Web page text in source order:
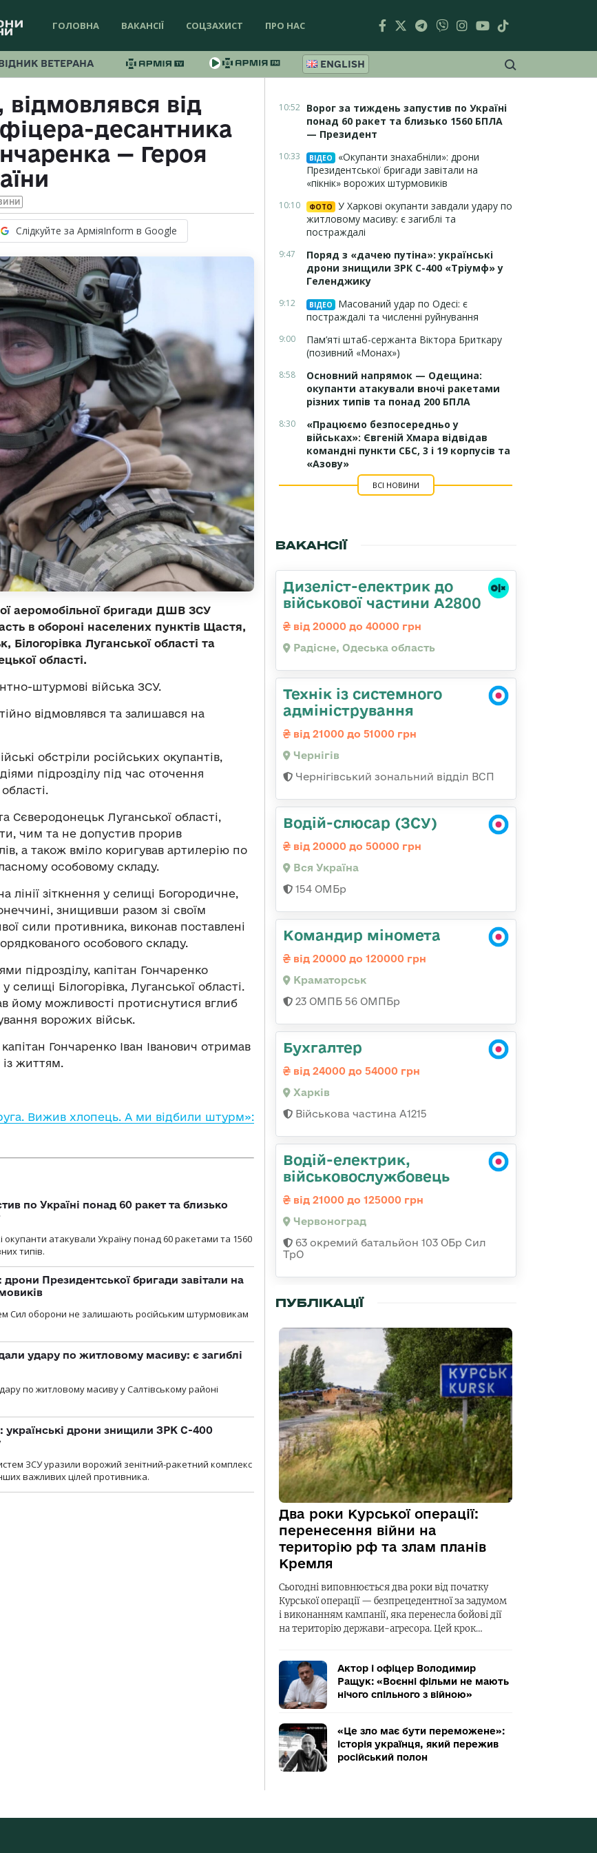
ГОЛОВНА ВАКАНСІЇ СОЦЗАХИСТ ПРО НАС
ВЕТЕРАНА ENGLISH
відмовлявся від
десантника
— Героя
Слідкуйте за АрміяInform в Google
аеромобільної бригади ДШВ ЗСУ
в обороні населених пунктів Щастя,
Луганської області та
області.
штурмові війська ЗСУ.
відмовлявся та залишався на
обстріли російських окупантів,
підрозділу під час оточення
Сєверодонецьк Луганської області,
чим та не допустив прорив
а також вміло коригував артилерію по
особовому складу.
лінії зіткнення у селищі Богородичне,
знищивши разом зі своїм
сили противника, виконав поставлені
особового складу.
підрозділу, капітан Гончаренко
Білогорівка, Луганської області.
йому можливості протиснутися вглиб
ворожих військ.
Гончаренко Іван Іванович отримав
життям.
Вижив хлопець. А ми відбили штурм»:
по Україні понад 60 ракет та близько
окупанти атакували Україну понад 60 ракетами та 1560
типів.
Президентської бригади завітали на
Сил оборони не залишають російським штурмовикам
удару по житловому масиву: є загиблі
по житловому масиву у Салтівському районі
українські дрони знищили ЗРК С-400
ЗСУ уразили ворожий зенітний-ракетний комплекс
важливих цілей противника.
10:52 Ворог за тиждень запустив по Україні
понад 60 ракет та близько 1560 БПЛА
— Президент
10:33 ВІДЕО
«Окупанти знахабніли»: дрони
Президентської бригади завітали на
«пікнік» ворожих штурмовиків
10:10 ФОТО
У Харкові окупанти завдали удару по
житловому масиву: є загиблі та
постраждалі
9:47
Поряд з «дачею путіна»: українські
дрони знищили ЗРК С-400 «Тріумф» у
Геленджику
9:12 ВІДЕО
Масований удар по Одесі: є
постраждалі та численні руйнування
9:00
Пам’яті штаб-сержанта Віктора Бриткару
(позивний «Монах»)
8:58
Основний напрямок — Одещина:
окупанти атакували вночі ракетами
різних типів та понад 200 БПЛА
8:30
«Працюємо безпосередньо у
військах»: Євгеній Хмара відвідав
командні пункти СБС, 3 і 19 корпусів та
«Азову»
ВСІ НОВИНИ
ВАКАНСІЇ
Дизеліст-електрик до
військової частини А2800
від 20000 до 40000 грн
Радісне, Одеська область
Технік із системного
адміністрування
від 21000 до 51000 грн
Чернігів
Чернігівський зональний відділ ВСП
Водій-слюсар (ЗСУ)
від 20000 до 50000 грн
Вся Україна
154 ОМБр
Командир міномета
від 20000 до 120000 грн
Краматорськ
23 ОМПБ 56 ОМПБр
Бухгалтер
від 24000 до 54000 грн
Харків
Військова частина А1215
Водій-електрик,
військовослужбовець
від 21000 до 125000 грн
Червоноград
63 окремий батальйон 103 ОБр Сил
ТрО
ПУБЛІКАЦІЇ
Два роки Курської операції:
перенесення війни на
територію рф та злам планів
Кремля
Сьогодні виповнюється два роки від початку
Курської операції — безпрецедентної за задумом
і виконанням кампанії, яка перенесла бойові дії
на територію держави-агресора. Цей крок…
Актор і офіцер Володимир
Ращук: «Воєнні фільми не мають
нічого спільного з війною»
«Це зло має бути переможене»:
історія українця, який пережив
російський полон